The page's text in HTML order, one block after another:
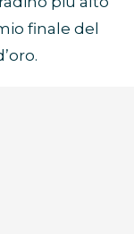
finale del